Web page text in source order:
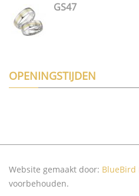
GS47
OPENINGSTIJDEN
Website gemaakt door: BlueBird
voorbehouden.